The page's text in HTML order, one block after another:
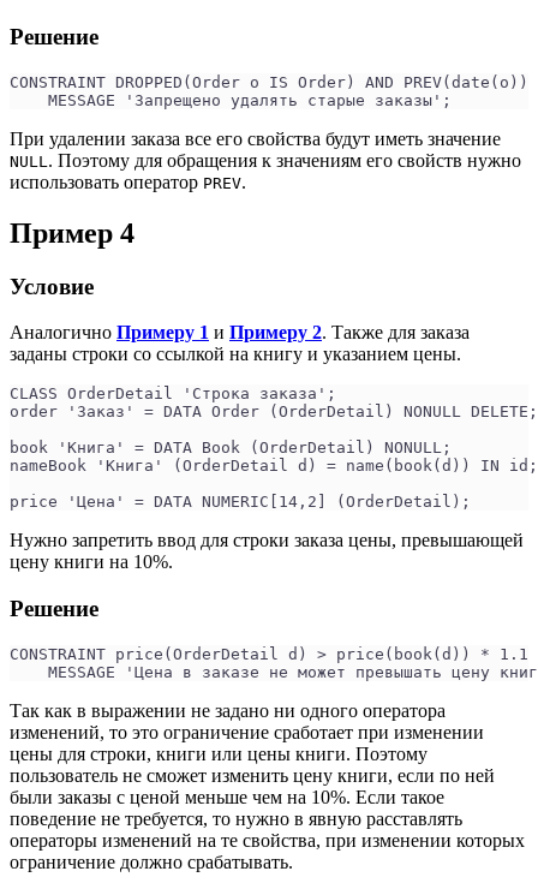
Решение
CONSTRAINT DROPPED(Order o IS Order) AND
    MESSAGE 'Запрещено удалять старые заказы';
При удалении заказа все его свойства будут иметь значение
NULL . Поэтому для обращения к значениям его свойств нужно
использовать оператор PREV.
Пример 4
Условие
Аналогично Примеру 1 и Примеру 2. Также для заказа
заданы строки со ссылкой на книгу и указанием цены.
CLASS OrderDetail 'Строка заказа';
order 'Заказ' = DATA Order (OrderDetail) NONULL DELETE;
book 'Книга' = DATA Book (OrderDetail) NONULL;
nameBook 'Книга' (OrderDetail d) = name(book(d)) IN id;
price 'Цена' = DATA NUMERIC[14,2] (OrderDetail);
Нужно запретить ввод для строки заказа цены, превышающей
цену книги на 10%.
Решение
CONSTRAINT price(OrderDetail d) > price(book(d)) * 1.1
MESSAGE 'Цена в заказе не может превышать цену
Так как в выражении не задано ни одного оператора
изменений, то это ограничение сработает при изменении
цены для строки, книги или цены книги. Поэтому
пользователь не сможет изменить цену книги, если по ней
были заказы с ценой меньше чем на 10%. Если такое
поведение не требуется, то нужно в явную расставлять
операторы изменений на те свойства, при изменении которых
ограничение должно срабатывать.